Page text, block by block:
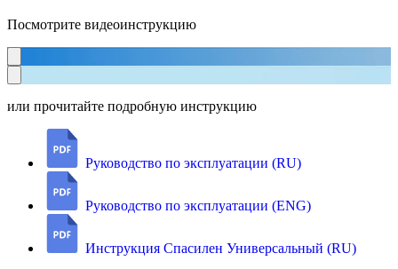
Посмотрите видеоинструкцию
или прочитайте подробную инструкцию
Руководство по эксплуатации (RU)
Руководство по эксплуатации (ENG)
Инструкция Спасилен Универсальный (RU)